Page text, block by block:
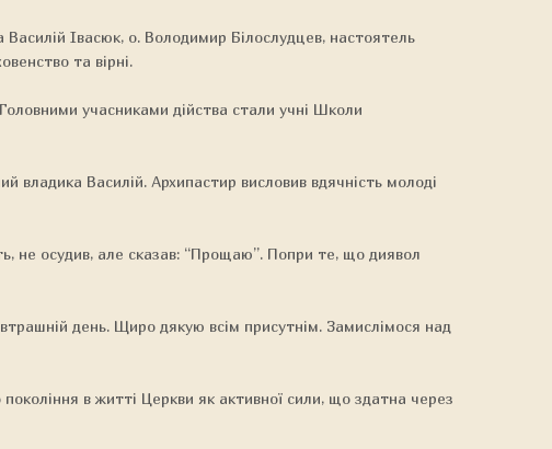
Івасюк, о. Володимир Білослудцев, настоятель
та вірні.
учасниками дійства стали учні Школи
владика Василій. Архипастир висловив вдячність молоді
не осудив, але сказав: “Прощаю”. Попри те, що диявол
день. Щиро дякую всім присутнім. Замислімося над
в житті Церкви як активної сили, що здатна через